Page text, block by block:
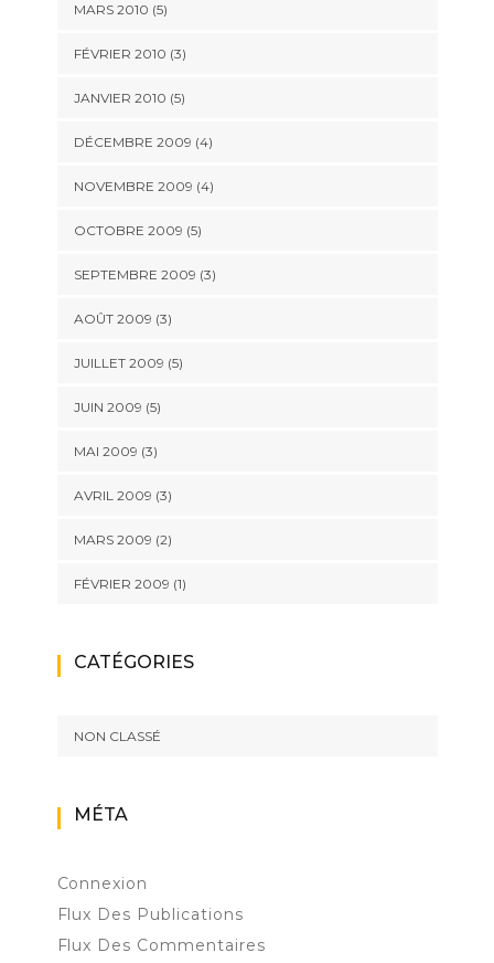
MARS 2010 (5)
FÉVRIER 2010 (3)
JANVIER 2010 (5)
DÉCEMBRE 2009 (4)
NOVEMBRE 2009 (4)
OCTOBRE 2009 (5)
SEPTEMBRE 2009 (3)
AOÛT 2009 (3)
JUILLET 2009 (5)
JUIN 2009 (5)
MAI 2009 (3)
AVRIL 2009 (3)
MARS 2009 (2)
FÉVRIER 2009 (1)
CATÉGORIES
NON CLASSÉ
MÉTA
Connexion
Flux Des Publications
Flux Des Commentaires